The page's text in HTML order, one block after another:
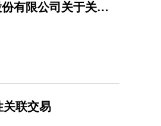
兖矿能源集团股份有限公司关于关联交易完成交割的公告
联交易